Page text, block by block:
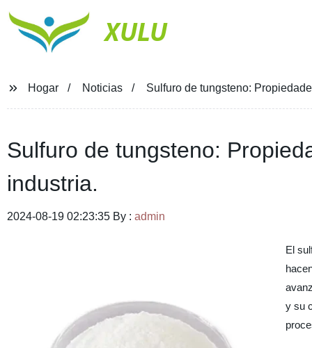
XULU
Hogar Noticias Sulfuro de tungsteno:
Sulfuro de tungsteno:
industria.
2024-08-19 02:23:35 By : admin
El
y su